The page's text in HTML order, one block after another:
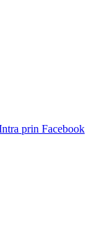
prin Facebook